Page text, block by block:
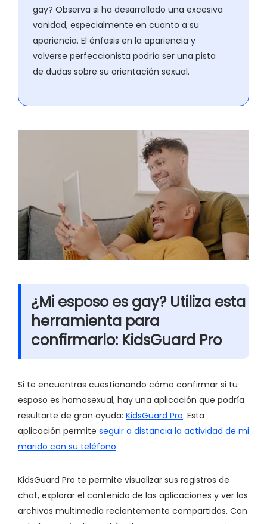
gay? Observa si ha desarrollado una excesiva
vanidad, especialmente en cuanto a su
apariencia. El énfasis en la apariencia y
volverse perfeccionista podría ser una pista
de dudas sobre su orientación sexual.
¿Mi esposo es gay? Utiliza esta
herramienta para
confirmarlo: KidsGuard Pro
Si te encuentras cuestionando cómo confirmar si tu
esposo es homosexual, hay una aplicación que podría
resultarte de gran ayuda: KidsGuard Pro. Esta
aplicación permite seguir a distancia la actividad de mi
marido con su teléfono.
KidsGuard Pro te permite visualizar sus registros de
chat, explorar el contenido de las aplicaciones y ver los
archivos multimedia recientemente compartidos. Con